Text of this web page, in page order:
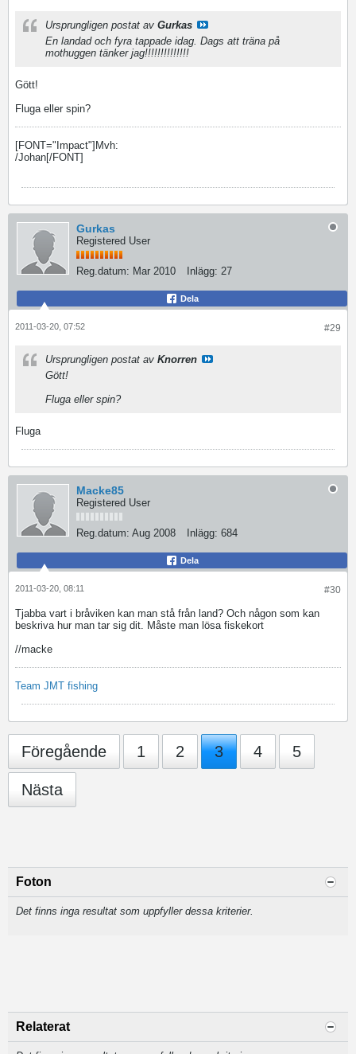
Ursprungligen postat av Gurkas
En landad och fyra tappade idag. Dags att träna på
mothuggen tänker jag!!!!!!!!!!!!!!
Gött!
Fluga eller spin?
[FONT="Impact"]Mvh:
/Johan[/FONT]
Gurkas
Registered User
Reg.datum: Mar 2010 Inlägg: 27
Dela
#29
2011-03-20, 07:52
Ursprungligen postat av Knorren
Gött!
Fluga eller spin?
Fluga
Macke85
Registered User
Reg.datum: Aug 2008 Inlägg: 684
Dela
#30
2011-03-20, 08:11
Tjabba vart i bråviken kan man stå från land? Och någon som kan
beskriva hur man tar sig dit. Måste man lösa fiskekort
//macke
Team JMT fishing
Föregående 1 2 3 4 5
Nästa
Foton
Det finns inga resultat som uppfyller dessa kriterier.
Relaterat